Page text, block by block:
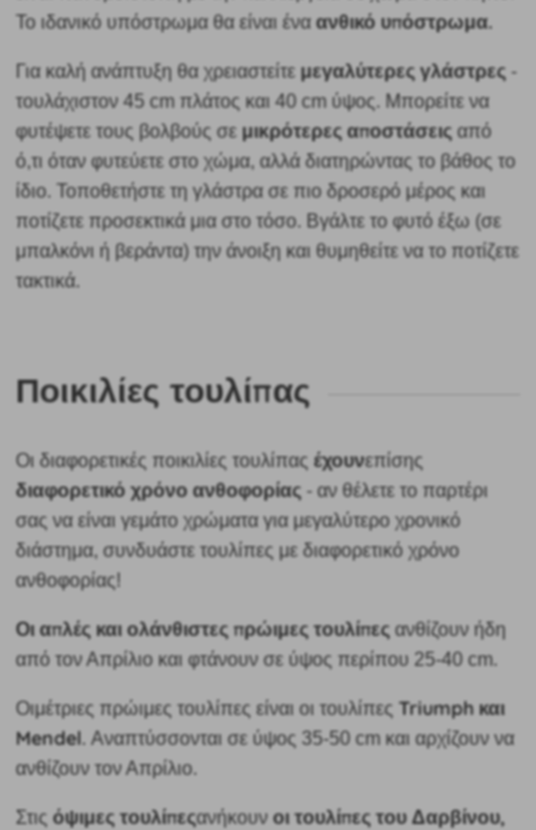
Το ιδανικό υπόστρωμα θα είναι έναανθικό υπόστρωμα.
Για καλή ανάπτυξη θα χρειαστείτεμεγαλύτερες γλάστρες -
τουλάχιστον 45 cm πλάτος και 40 cm ύψος. Μπορείτε να
φυτέψετε τους βολβούς σεμικρότερες αποστάσεις από
ό,τι όταν φυτεύετε στο χώμα, αλλά διατηρώντας το βάθος το
ίδιο. Τοποθετήστε τη γλάστρα σε πιο δροσερό μέρος και
ποτίζετε προσεκτικά μια στο τόσο. Βγάλτε το φυτό έξω (σε
μπαλκόνι ή βεράντα) την άνοιξη και θυμηθείτε να το ποτίζετε
τακτικά.
Ποικιλίες τουλίπας
Οι διαφορετικές ποικιλίες τουλίπαςέχουνεπίσης
διαφορετικό χρόνο ανθοφορίας - αν θέλετε το παρτέρι
σας να είναι γεμάτο χρώματα για μεγαλύτερο χρονικό
διάστημα, συνδυάστε τουλίπες με διαφορετικό χρόνο
ανθοφορίας!
Οι απλές και ολάνθιστες πρώιμες τουλίπες ανθίζουν ήδη
από τον Απρίλιο και φτάνουν σε ύψος περίπου 25-40 cm.
Οιμέτριες πρώιμεςτουλίπες είναι οι τουλίπεςTriumph και
Mendel. Αναπτύσσονται σε ύψος 35-50 cm και αρχίζουν να
ανθίζουν τον Απρίλιο.
Στιςόψιμες τουλίπεςανήκουνοι τουλίπες του Δαρβίνου,